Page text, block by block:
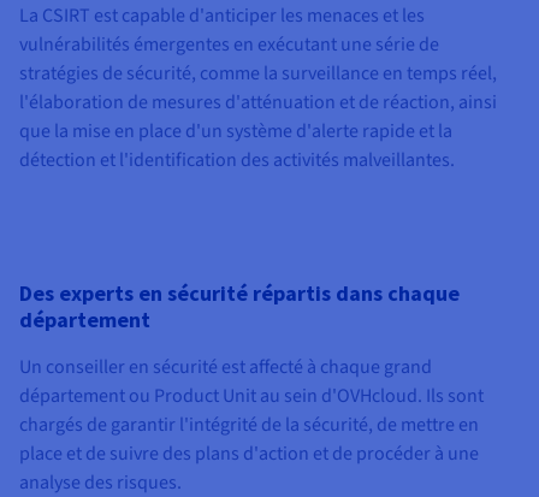
La CSIRT est capable d'anticiper les menaces et les
vulnérabilités émergentes en exécutant une série de
stratégies de sécurité, comme la surveillance en temps réel,
l'élaboration de mesures d'atténuation et de réaction, ainsi
que la mise en place d'un système d'alerte rapide et la
détection et l'identification des activités malveillantes.
Des experts en sécurité répartis dans chaque
département
Un conseiller en sécurité est affecté à chaque grand
département ou Product Unit au sein d'OVHcloud. Ils sont
chargés de garantir l'intégrité de la sécurité, de mettre en
place et de suivre des plans d'action et de procéder à une
analyse des risques.